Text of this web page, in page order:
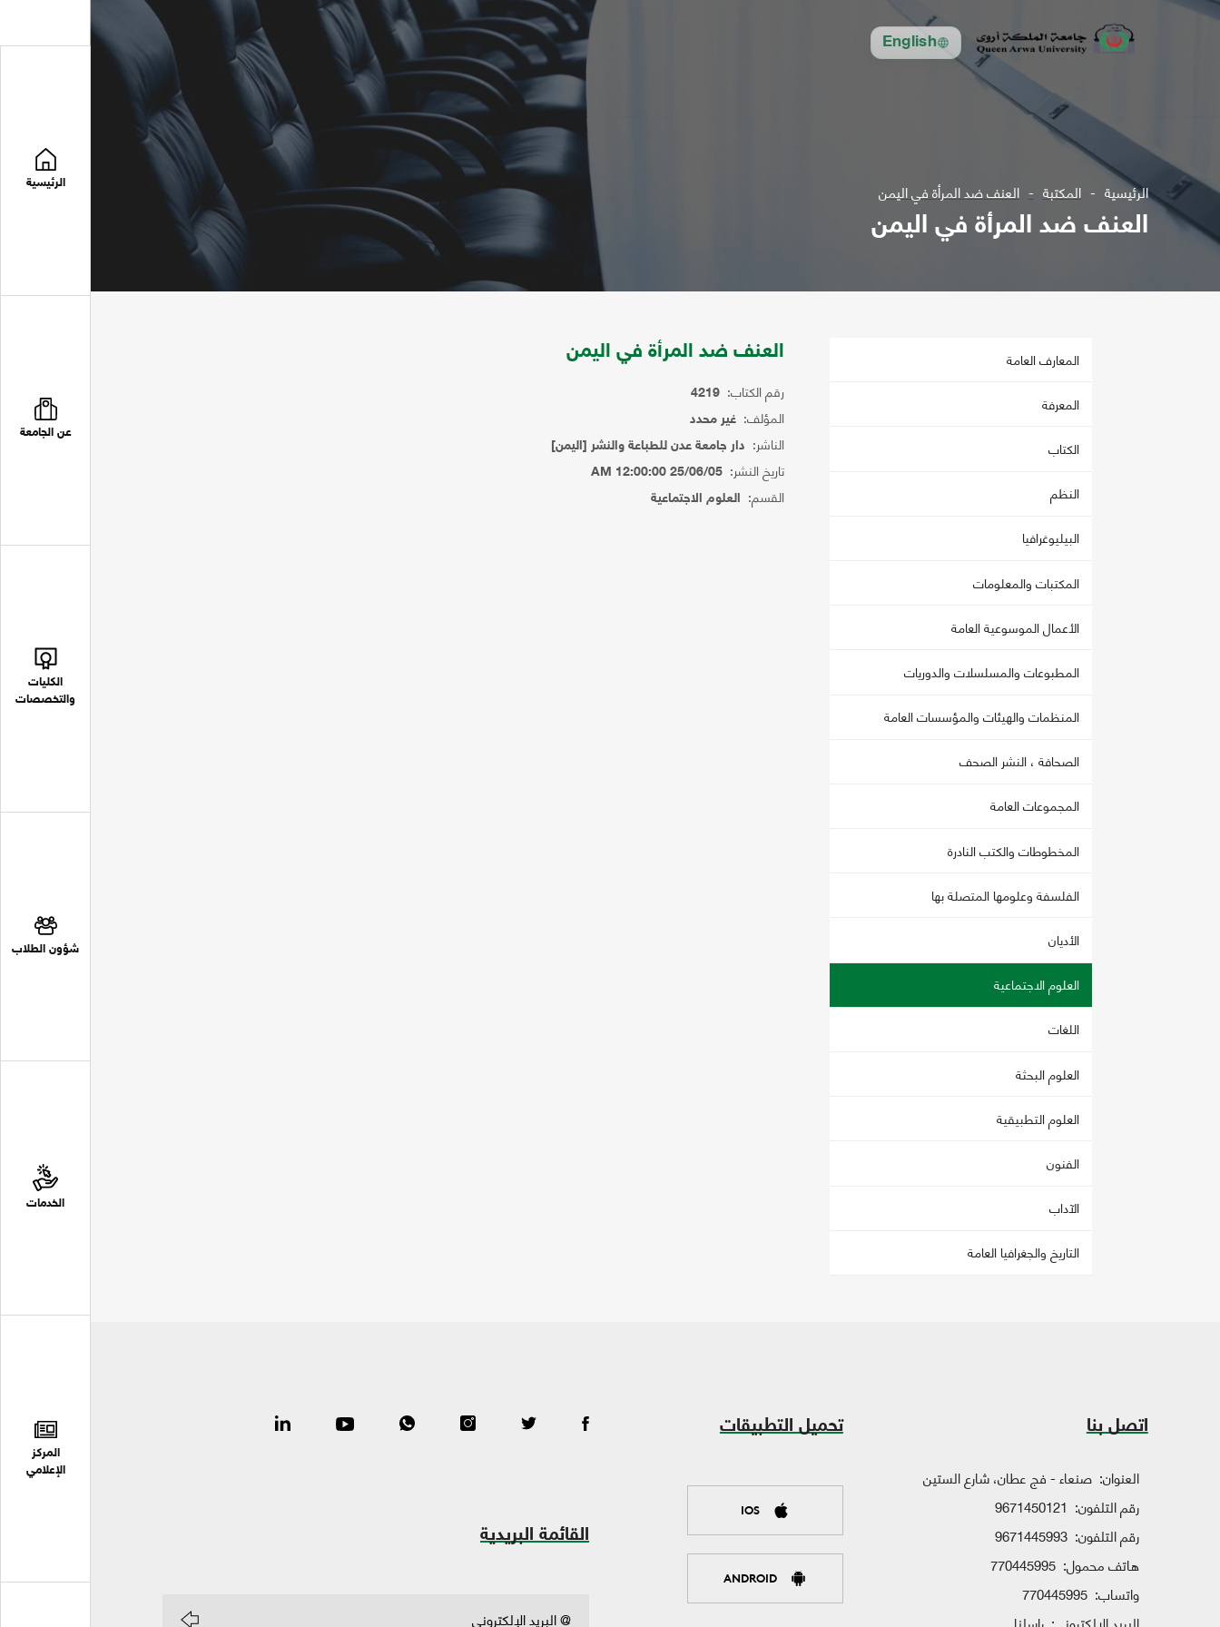
English
الرئيسية
عن الجامعة
الكليات
والتخصصات
شؤون الطلاب
الخدمات
المركز
الإعلامي
الرئيسية المكتبة العنف ضد المرأة في اليمن
العنف ضد المرأة في اليمن
المعارف العامة
المعرفة
الكتاب
النظم
البيليوغرافيا
المكتبات والمعلومات
الأعمال الموسوعية العامة
المطبوعات والمسلسلات والدوريات
المنظمات والهيئات والمؤسسات العامة
الصحافة ، النشر الصحف
المجموعات العامة
المخطوطات والكتب النادرة
الفلسفة وعلومها المتصلة بها
الأديان
العلوم الاجتماعية
اللغات
العلوم البحثة
العلوم التطبيقية
الفنون
الآداب
التاريخ والجغرافيا العامة
العنف ضد المرأة في اليمن
رقم الكتاب: 4219
المؤلف: غير محدد
الناشر: دار جامعة عدن للطباعة والنشر [اليمن]
تاريخ النشر: 25/06/05 12:00:00 AM
القسم: العلوم الاجتماعية
اتصل بنا
العنوان: صنعاء - فج عطان، شارع الستين
رقم التلفون: 9671450121
رقم التلفون: 9671445993
هاتف محمول: 770445995
واتساب: 770445995
تحميل التطبيقات
IOS
ANDROID
القائمة البريدية